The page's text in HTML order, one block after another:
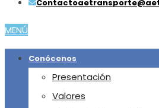
Contacto
MENÚ
Conócenos
Presentación
Valores